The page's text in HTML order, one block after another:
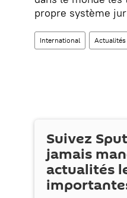
propre système
International Actualités
Suivez
jamais
actualités